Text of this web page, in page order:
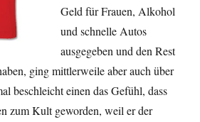
Geld für Frauen, Alkohol
und schnelle Autos
ausgegeben und den Rest
ging mittlerweile aber auch über
beschleicht einen das Gefühl, dass
zum Kult geworden, weil er der